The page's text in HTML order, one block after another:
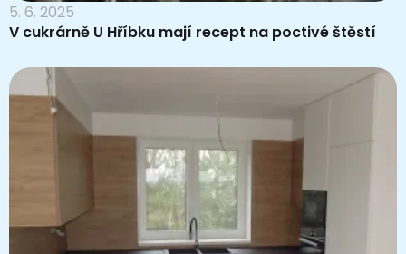
5. 6. 2025
V cukrárně U Hříbku mají recept na poctivé štěstí